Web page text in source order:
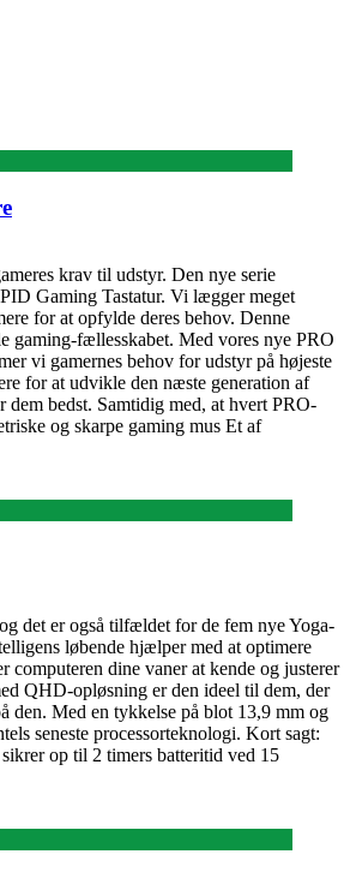
krav til udstyr. Den nye serie
Gaming Tastatur. Vi lægger meget
for at opfylde deres behov. Denne
gaming-fællesskabet. Med vores nye PRO
vi gamernes behov for udstyr på højeste
for at udvikle den næste generation af
bedst. Samtidig med, at hvert PRO-
og skarpe gaming mus Et af
det er også tilfældet for de fem nye Yoga-
løbende hjælper med at optimere
dine vaner at kende og justerer
QHD-opløsning er den ideel til dem, der
den. Med en tykkelse på blot 13,9 mm og
seneste processorteknologi. Kort sagt:
op til 2 timers batteritid ved 15